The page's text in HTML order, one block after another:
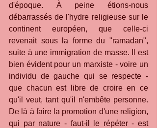
d'époque. À peine étions-nous
débarrassés de l'hydre religieuse sur le
continent européen, que celle-ci
revenait sous la forme du "ramadan",
suite à une immigration de masse. Il est
bien évident pour un marxiste - voire un
individu de gauche qui se respecte -
que chacun est libre de croire en ce
qu'il veut, tant qu'il n'embête personne.
De là à faire la promotion d'une religion,
qui par nature - faut-il le répéter - est